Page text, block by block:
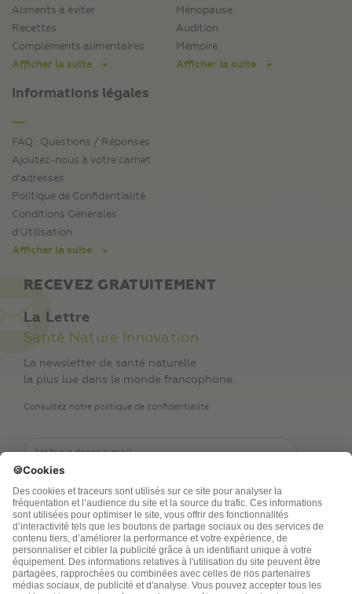
Aliments à éviter
Recettes
Compléments alimentaires
Afficher la suite
Informations légales
FAQ : Questions / Réponses
Ajoutez-nous à votre carnet
d’adresses
Politique de Confidentialité
Conditions Générales
d’Utilisation
Afficher la suite
Ménopause
Audition
Mémoire
Afficher la suite
RECEVEZ GRATUITEMENT
La Lettre
Santé Nature Innovation
La newsletter de santé naturelle
la plus lue dans le monde francophone.
Consultez notre politique de confidentialité
TSA Publications SA collecte mes nom, prénom,
adresse de messagerie électronique et numéro de
téléphone afin de répondre aux demandes de
renseignements. Ce traitement est nécessaire à
l’exécution des mesures sollicitées. Pour en savoir